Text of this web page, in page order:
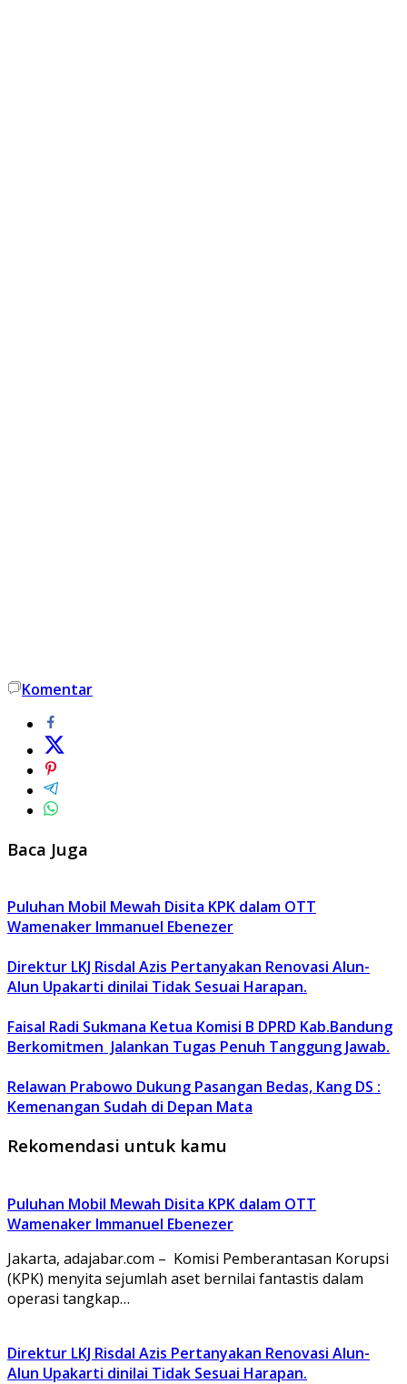
Komentar
Baca Juga
Puluhan Mobil Mewah Disita KPK dalam OTT
Wamenaker Immanuel Ebenezer
Direktur LKJ Risdal Azis Pertanyakan Renovasi Alun-
Alun Upakarti dinilai Tidak Sesuai Harapan.
Faisal Radi Sukmana Ketua Komisi B DPRD Kab.Bandung
Berkomitmen Jalankan Tugas Penuh Tanggung Jawab.
Relawan Prabowo Dukung Pasangan Bedas, Kang DS :
Kemenangan Sudah di Depan Mata
Rekomendasi untuk kamu
Puluhan Mobil Mewah Disita KPK dalam OTT
Wamenaker Immanuel Ebenezer
Jakarta, adajabar.com – Komisi Pemberantasan Korupsi
(KPK) menyita sejumlah aset bernilai fantastis dalam
operasi tangkap…
Direktur LKJ Risdal Azis Pertanyakan Renovasi Alun-
Alun Upakarti dinilai Tidak Sesuai Harapan.